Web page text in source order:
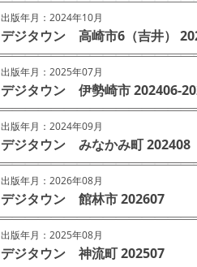
出版年月：2024年10月
デジタウン 高崎市6（吉井）
出版年月：2025年07月
デジタウン 伊勢崎市 202406-
出版年月：2024年09月
デジタウン みなかみ町 202408
出版年月：2026年08月
デジタウン 館林市 202607
出版年月：2025年08月
デジタウン 神流町 202507